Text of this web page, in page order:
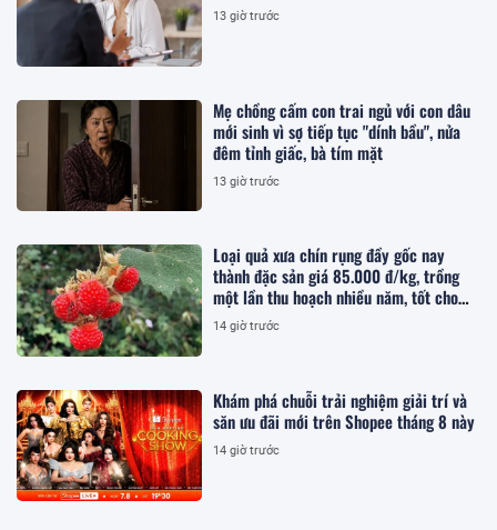
13 giờ trước
Mẹ chồng cấm con trai ngủ với con dâu
mới sinh vì sợ tiếp tục "dính bầu", nửa
đêm tỉnh giấc, bà tím mặt
13 giờ trước
Loại quả xưa chín rụng đầy gốc nay
thành đặc sản giá 85.000 đ/kg, trồng
một lần thu hoạch nhiều năm, tốt cho
sức khỏe
14 giờ trước
Khám phá chuỗi trải nghiệm giải trí và
săn ưu đãi mới trên Shopee tháng 8 này
14 giờ trước